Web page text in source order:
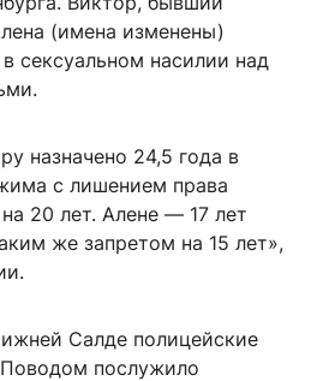
(имена изменены)
сексуальном насилии над
назначено 24,5 года в
с лишением права
20 лет. Алене — 17 лет
же запретом на 15 лет»,
Салде полицейские
послужило